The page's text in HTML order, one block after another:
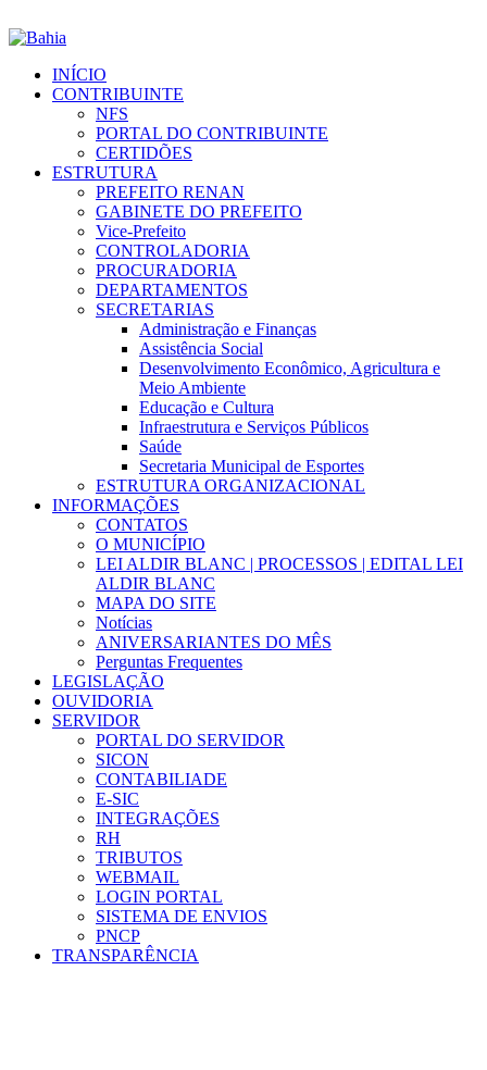
INÍCIO
CONTRIBUINTE
NFS
PORTAL DO CONTRIBUINTE
CERTIDÕES
ESTRUTURA
PREFEITO RENAN
GABINETE DO PREFEITO
Vice-Prefeito
CONTROLADORIA
PROCURADORIA
DEPARTAMENTOS
SECRETARIAS
Administração e Finanças
Assistência Social
Desenvolvimento Econômico, Agricultura e
Meio Ambiente
Educação e Cultura
Infraestrutura e Serviços Públicos
Saúde
Secretaria Municipal de Esportes
ESTRUTURA ORGANIZACIONAL
INFORMAÇÕES
CONTATOS
O MUNICÍPIO
LEI ALDIR BLANC | PROCESSOS | EDITAL LEI
ALDIR BLANC
MAPA DO SITE
Notícias
ANIVERSARIANTES DO MÊS
Perguntas Frequentes
LEGISLAÇÃO
OUVIDORIA
SERVIDOR
PORTAL DO SERVIDOR
SICON
CONTABILIADE
E-SIC
INTEGRAÇÕES
RH
TRIBUTOS
WEBMAIL
LOGIN PORTAL
SISTEMA DE ENVIOS
PNCP
TRANSPARÊNCIA